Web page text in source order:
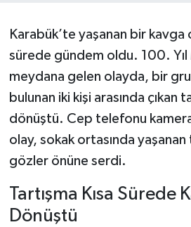
Karabük’te yaşanan bir kavga
sürede gündem oldu. 100. Yıl
meydana gelen olayda, bir
bulunan iki kişi arasında çıkan
dönüştü. Cep telefonu
olay, sokak ortasında yaşanan
gözler önüne serdi.
Tartışma Kısa Sürede
Dönüştü
Küre Haberleri
Merkez Haberleri
Pınarbaşı Haberleri
Şenpazar Haberleri
Taşköprü Haberleri